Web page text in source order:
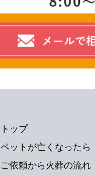
トップ
ペットが亡くなったら
ご依頼から火葬の流れ